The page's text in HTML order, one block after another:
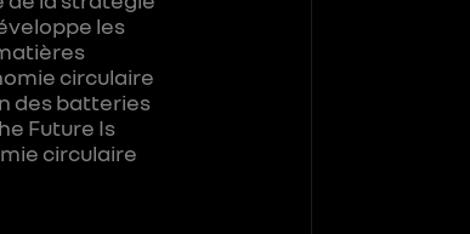
les
circulaire
des batteries
Future Is
circulaire